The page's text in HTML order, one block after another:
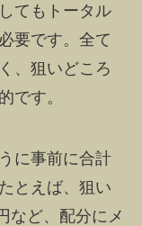
てもトータル
要です。全て
、狙いどころ
です。
に事前に合計
とえば、狙い
など、配分にメ